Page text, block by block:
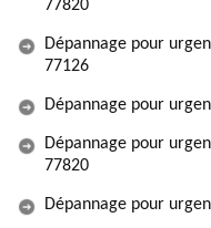
77820
Dépannage pour
77126
Dépannage pour
Dépannage pour
77820
Dépannage pour